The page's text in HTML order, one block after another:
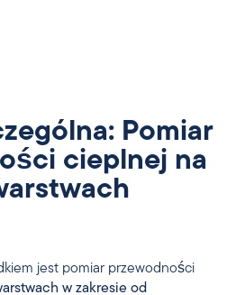
Pomiar
cieplnej na
jest pomiar przewodności
w zakresie od